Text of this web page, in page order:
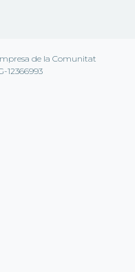
de la Comunitat
12366993